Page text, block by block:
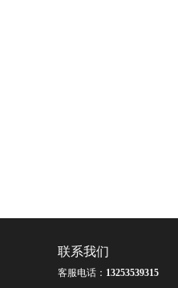
联系我们
客服电话： 13253539315